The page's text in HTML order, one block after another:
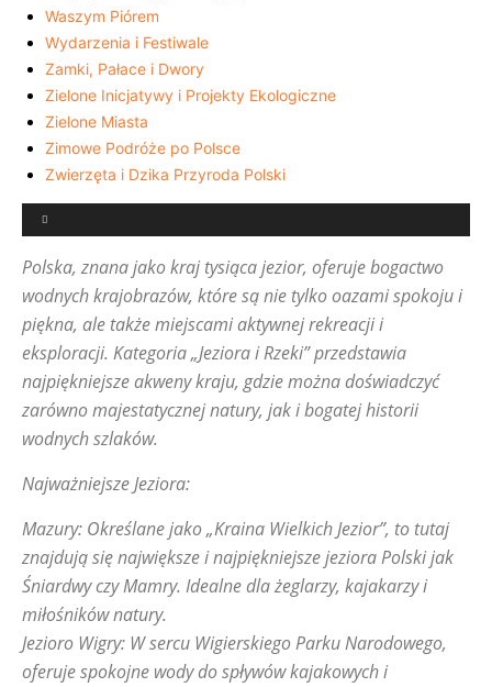
Waszym Piórem
Wydarzenia i Festiwale
Zamki, Pałace i Dwory
Zielone Inicjatywy i Projekty Ekologiczne
Zielone Miasta
Zimowe Podróże po Polsce
Zwierzęta i Dzika Przyroda Polski
Polska, znana jako kraj tysiąca jezior, oferuje bogactwo
wodnych krajobrazów, które są nie tylko oazami spokoju i
piękna, ale także miejscami aktywnej rekreacji i
eksploracji. Kategoria „Jeziora i Rzeki” przedstawia
najpiękniejsze akweny kraju, gdzie można doświadczyć
zarówno majestatycznej natury, jak i bogatej historii
wodnych szlaków.
Najważniejsze Jeziora:
Mazury: Określane jako „Kraina Wielkich Jezior”, to tutaj
znajdują się największe i najpiękniejsze jeziora Polski jak
Śniardwy czy Mamry. Idealne dla żeglarzy, kajakarzy i
miłośników natury.
Jezioro Wigry: W sercu Wigierskiego Parku Narodowego,
oferuje spokojne wody do spływów kajakowych i